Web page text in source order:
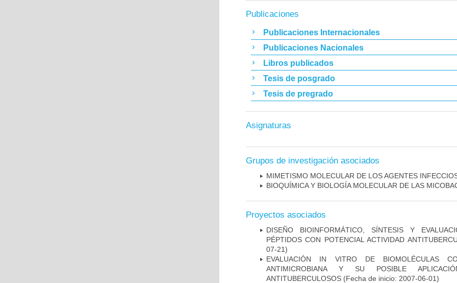
Publicaciones
Publicaciones Internacionales
Publicaciones Nacionales
Libros publicados
Tesis de posgrado
Tesis de pregrado
Asignaturas
Grupos de investigación asociados
MIMETISMO MOLECULAR DE LOS AGENTES
BIOQUÍMICA Y BIOLOGÍA MOLECULAR DE LAS
Proyectos asociados
DISEÑO BIOINFORMÁTICO, SÍNTESIS Y
PÉPTIDOS CON POTENCIAL ACTIVIDAD
07-21)
EVALUACIÓN IN VITRO DE BIOMOLÉCULAS
ANTIMICROBIANA Y SU POSIBLE
ANTITUBERCULOSOS (Fecha de inicio: 2007-06-01)